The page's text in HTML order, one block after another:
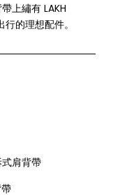
上繡有 LAKH
的理想配件。
肩背帶